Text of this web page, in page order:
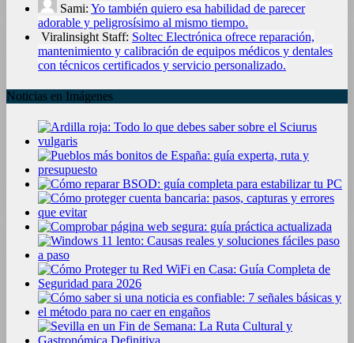
Sami: Yo también quiero esa habilidad de parecer
adorable y peligrosísimo al mismo tiempo.
Viralinsight Staff: Soltec Electrónica ofrece reparación,
mantenimiento y calibración de equipos médicos y dentales
con técnicos certificados y servicio personalizado.
Noticias en Imágenes